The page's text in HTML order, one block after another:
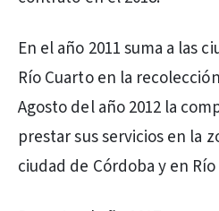
En el año 2011 suma a las
Río Cuarto en la
Agosto del año 2012 la
prestar sus servicios en la
ciudad de Córdoba y en